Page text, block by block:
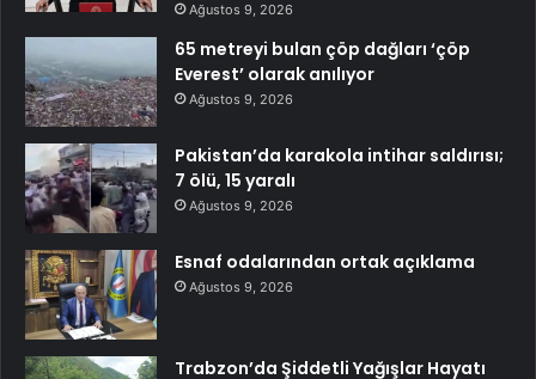
Ağustos 9, 2026
65 metreyi bulan çöp dağları ‘çöp
Everest’ olarak anılıyor
Ağustos 9, 2026
Pakistan’da karakola intihar saldırısı;
7 ölü, 15 yaralı
Ağustos 9, 2026
Esnaf odalarından ortak açıklama
Ağustos 9, 2026
Trabzon’da Şiddetli Yağışlar Hayatı